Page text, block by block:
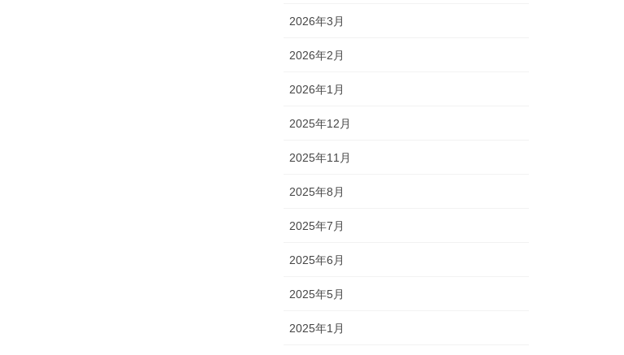
2026年3月
2026年2月
2026年1月
2025年12月
2025年11月
2025年8月
2025年7月
2025年6月
2025年5月
2025年1月